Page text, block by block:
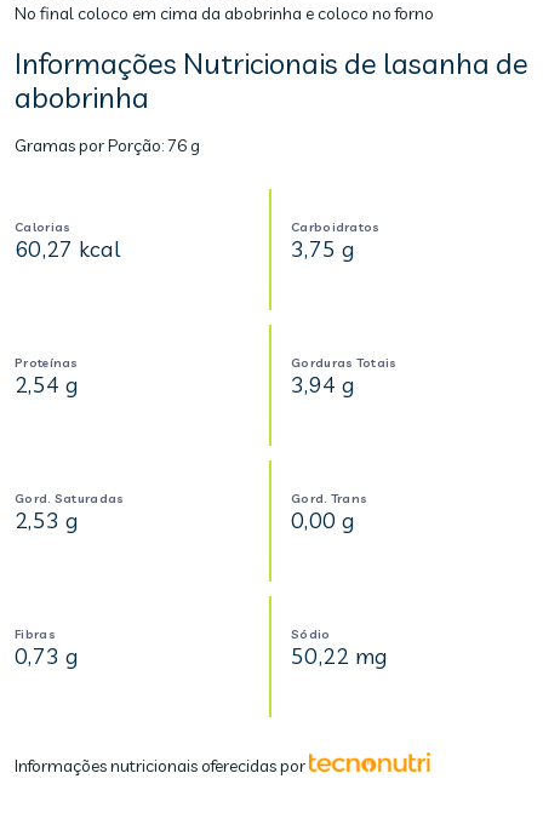
No final coloco em cima da abobrinha e coloco no forno
Informações Nutricionais de lasanha de
abobrinha
Gramas por Porção:76 g
Calorias
60,27 kcal
Carboidratos
3,75 g
Proteínas
2,54 g
Gorduras Totais
3,94 g
Gord. Saturadas
2,53 g
Gord. Trans
0,00 g
Fibras
0,73 g
Sódio
50,22 mg
Informações nutricionais oferecidas por